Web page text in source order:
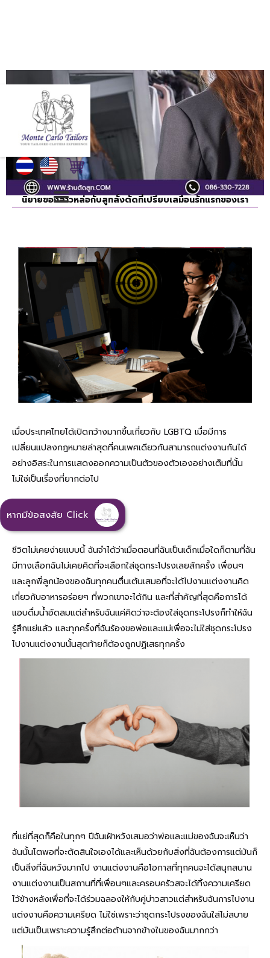
หากมีข้อสงสัย Click
นิยายของสาวหล่อกับสูทสั่งตัดที่เปรียบเสมือนรักแรกของเรา
เมื่อประเทศไทยได้เปิดกว้างมากขึ้นเกี่ยวกับ LGBTQ เมื่อมีการ
เปลี่ยนแปลงกฎหมายล่าสุดที่คนเพศเดียวกันสามารถแต่งงานกันได้
อย่างอิสระในการแสดงออกความเป็นตัวของตัวเองอย่างเต็มที่นั้น
ไม่ใช่เป็นเรื่องที่ยากต่อไป
ชีวิตไม่เคยง่ายแบบนี้ ฉันจำได้ว่าเมื่อตอนที่ฉันเป็นเด็กเมื่อใดก็ตามที่ฉัน
มีทางเลือกฉันไม่เคยคิดที่จะเลือกใส่ชุดกระโปรงเลยสักครั้ง เพื่อนๆ
และลูกพี่ลูกน้องของฉันทุกคนตื่นเต้นเสมอที่จะได้ไปงานแต่งงานคิด
เกี่ยวกับอาหารอร่อยๆ ที่พวกเขาจะได้กิน และที่สำคัญที่สุดคือการได้
แอบดื่มน้ำอัดลมแต่สำหรับฉันแค่คิดว่าจะต้องใส่ชุดกระโปรงก็ทำให้ฉัน
รู้สึกแย่แล้ว และทุกครั้งที่ฉันร้องขอพ่อและแม่เพื่อจะไม่ใส่ชุดกระโปรง
ไปงานแต่งงานนั้นสุดท้ายก็ต้องถูกปฏิเสธทุกครั้ง
ที่แย่ที่สุดก็คือในทุกๆ ปีฉันเฝ้าหวังเสมอว่าพ่อและแม่ของฉันจะเห็นว่า
ฉันนั้นโตพอที่จะตัดสินใจเองได้และเห็นด้วยกับสิ่งที่ฉันต้องการแต่มันก็
เป็นสิ่งที่ฉันหวังมากไป งานแต่งงานคือโอกาสที่ทุกคนจะได้สนุกสนาน
งานแต่งงานเป็นสถานที่ที่เพื่อนๆและครอบครัวสจะได้ทิ้งความเครียด
ไว้ข้างหลังเพื่อที่จะได้ร่วมฉลองให้กับคู่บ่าวสาวแต่สำหรับฉันการไปงาน
แต่งงานคือความเครียด ไม่ใช่เพราะว่าชุดกระโปรงของฉันใส่ไม่สบาย
แต่มันเป็นเพราะความรู้สึกต่อต้านจากข้างในของฉันมากกว่า